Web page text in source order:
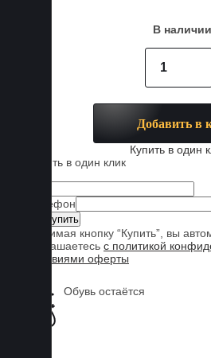
В наличии
Добавить в
Купить в один
Купить в один клик
Телефон
Нажимая кнопку “Купить”, вы
соглашаетесь с политикой
условиями оферты
Обувь остаётся